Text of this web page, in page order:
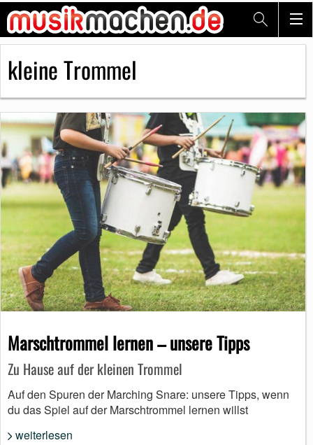
kleine Trommel
Marschtrommel lernen – unsere Tipps
Zu Hause auf der kleinen Trommel
Auf den Spuren der Marching Snare: unsere Tipps, wenn
du das Spiel auf der Marschtrommel lernen willst
weiterlesen